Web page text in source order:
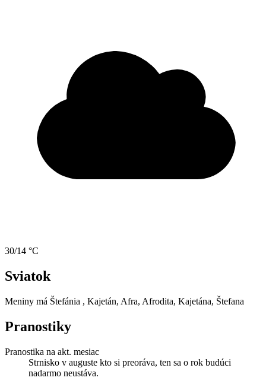
30/14 °C
Sviatok
Meniny má Štefánia , Kajetán, Afra, Afrodita, Kajetána, Štefana
Pranostiky
Pranostika na akt. mesiac
Strnisko v auguste kto si preoráva, ten sa o rok budúci
nadarmo neustáva.